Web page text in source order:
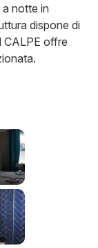
notte in
dispone di
CALPE offre